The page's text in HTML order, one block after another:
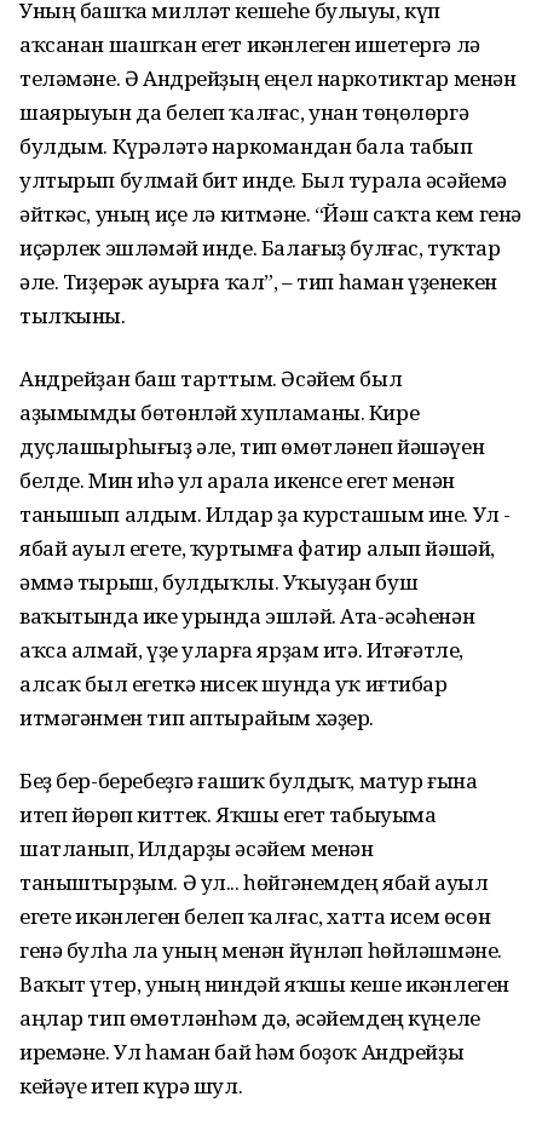
Уның башҡа милләт кешеһе булыуы, күп
аҡсанан шашҡан егет икәнлеген ишетергә лә
теләмәне. Ә Андрейҙың еңел наркотиктар менән
шаярыуын да белеп ҡалғас, унан төңөлөргә
булдым. Күрәләтә наркомандан бала табып
ултырып булмай бит инде. Был турала әсәйемә
әйткәс, уның иҫе лә китмәне. “Йәш саҡта кем генә
иҫәрлек эшләмәй инде. Балағыҙ булғас, туҡтар
әле. Тиҙерәк ауырға ҡал”, – тип һаман үҙенекен
тылҡыны.
Андрейҙан баш тарттым. Әсәйем был
аҙымымды бөтөнләй хупламаны. Кире
дуҫлашырһығыҙ әле, тип өмөтләнеп йәшәүен
белде. Мин иһә ул арала икенсе егет менән
танышып алдым. Илдар ҙа курсташым ине. Ул -
ябай ауыл егете, ҡуртымға фатир алып йәшәй,
әммә тырыш, булдыҡлы. Уҡыуҙан буш
ваҡытында ике урында эшләй. Ата-әсәһенән
аҡса алмай, үҙе уларға ярҙам итә. Итәғәтле,
алсаҡ был егеткә нисек шунда уҡ иғтибар
итмәгәнмен тип аптырайым хәҙер.
Беҙ бер-беребеҙгә ғашиҡ булдыҡ, матур ғына
итеп йөрөп киттек. Яҡшы егет табыуыма
шатланып, Илдарҙы әсәйем менән
таныштырҙым. Ә ул... һөйгәнемдең ябай ауыл
егете икәнлеген белеп ҡалғас, хатта исем өсөн
генә булһа ла уның менән йүнләп һөйләшмәне.
Ваҡыт үтер, уның ниндәй яҡшы кеше икәнлеген
аңлар тип өмөтләнһәм дә, әсәйемдең күңеле
иремәне. Ул һаман бай һәм боҙоҡ Андрейҙы
кейәүе итеп күрә шул.